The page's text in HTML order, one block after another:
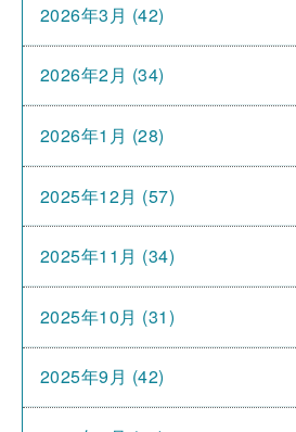
2026年3月 (42)
2026年2月 (34)
2026年1月 (28)
2025年12月 (57)
2025年11月 (34)
2025年10月 (31)
2025年9月 (42)